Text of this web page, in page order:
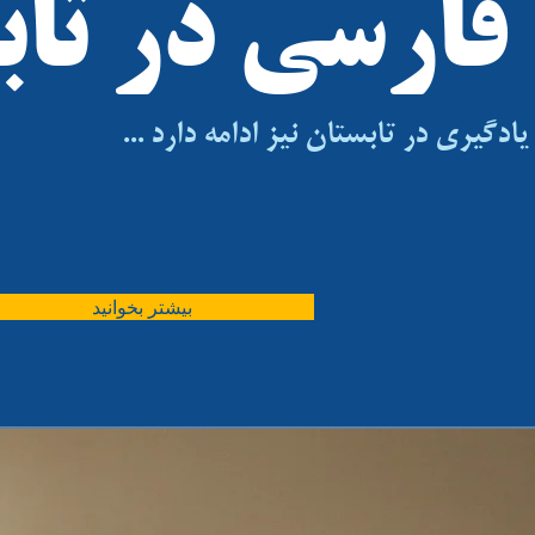
فارسی در
یادگیری در تابستان نیز ادامه دارد ...
بیشتر بخوانید